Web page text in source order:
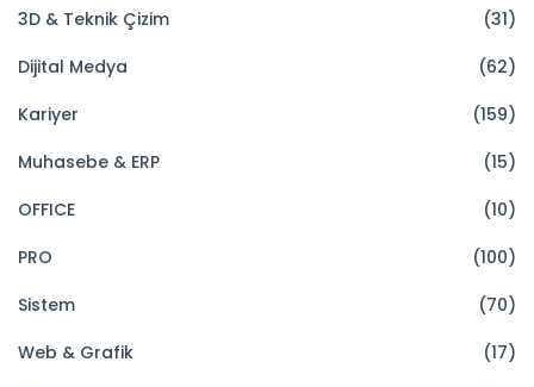
3D & Teknik Çizim
(31)
Dijital Medya
(62)
Kariyer
(159)
Muhasebe & ERP
(15)
OFFICE
(10)
PRO
(100)
Sistem
(70)
Web & Grafik
(17)